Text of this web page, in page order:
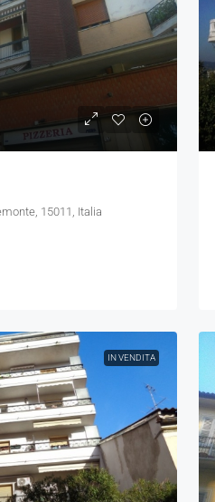
15011, Italia
IN VENDITA